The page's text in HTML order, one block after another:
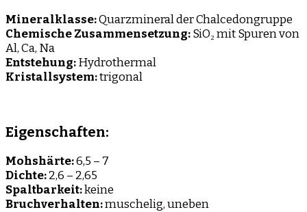
Mineralklasse:Quarzmineral der Chalcedongruppe
Chemische Zusammensetzung:SiO₂ mit Spuren von
Al, Ca, Na
Entstehung:Hydrothermal
Kristallsystem:trigonal
Eigenschaften:
Mohshärte:6,5 – 7
Dichte:2,6 – 2,65
Spaltbarkeit:keine
Bruchverhalten:muschelig, uneben